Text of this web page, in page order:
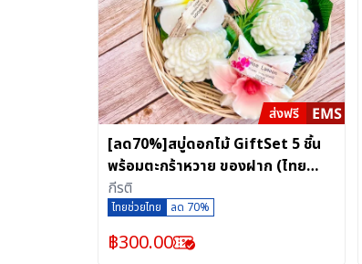
[ลด70%]สบู่ดอกไม้ GiftSet 5 ชิ้น
พร้อมตะกร้าหวาย ของฝาก (ไทย
เด็ด) สบู่ hand made ธรรมชาติผสม
น้ำมันมะพร้าว
กีรติ
ไทยช่วยไทย ลด 70%
฿300.00